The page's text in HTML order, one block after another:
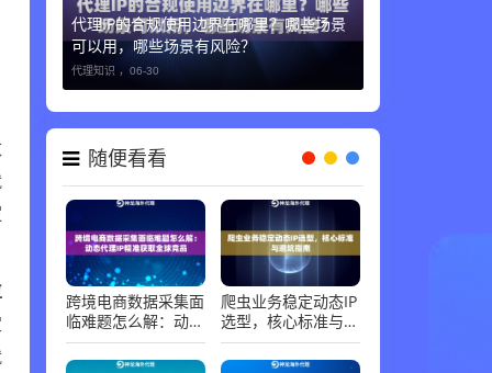
代理IP的合规使用边界在哪里？哪些场景
可以用，哪些场景有风险？
代理知识 ， 06-30
随便看看
跨境电商数据采集面
临难题怎么解：动态
代理IP精准获取全球
竞品
爬虫业务稳定动态IP
选型，核心标准与避
坑指南